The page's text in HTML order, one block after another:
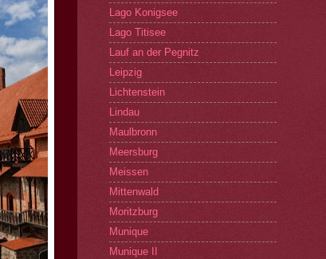
Lago Konigsee
Lago Titisee
Lauf an der Pegnitz
Leipzig
Lichtenstein
Lindau
Maulbronn
Meersburg
Meissen
Mittenwald
Moritzburg
Munique
Munique II